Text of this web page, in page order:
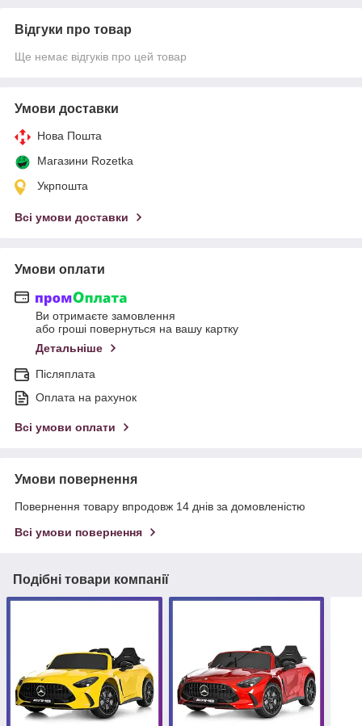
Відгуки про товар
Ще немає відгуків про цей товар
Умови доставки
Нова Пошта
Магазини Rozetka
Укрпошта
Всі умови доставки
Умови оплати
Ви отримаєте замовлення
або гроші повернуться на вашу картку
Детальніше
Післяплата
Оплата на рахунок
Всі умови оплати
Умови повернення
Повернення товару впродовж 14 днів за домовленістю
Всі умови повернення
Подібні товари компанії